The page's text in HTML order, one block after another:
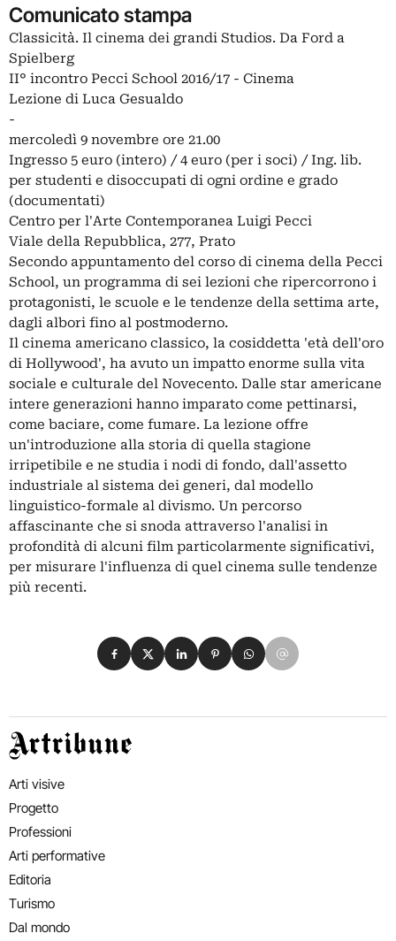
Comunicato stampa
Classicità. Il cinema dei grandi Studios. Da Ford a
Spielberg
II° incontro Pecci School 2016/17 - Cinema
Lezione di Luca Gesualdo
-
mercoledì 9 novembre ore 21.00
Ingresso 5 euro (intero) / 4 euro (per i soci) / Ing. lib.
per studenti e disoccupati di ogni ordine e grado
(documentati)
Centro per l'Arte Contemporanea Luigi Pecci
Viale della Repubblica, 277, Prato
Secondo appuntamento del corso di cinema della Pecci
School, un programma di sei lezioni che ripercorrono i
protagonisti, le scuole e le tendenze della settima arte,
dagli albori fino al postmoderno.
Il cinema americano classico, la cosiddetta 'età dell'oro
di Hollywood', ha avuto un impatto enorme sulla vita
sociale e culturale del Novecento. Dalle star americane
intere generazioni hanno imparato come pettinarsi,
come baciare, come fumare. La lezione offre
un'introduzione alla storia di quella stagione
irripetibile e ne studia i nodi di fondo, dall'assetto
industriale al sistema dei generi, dal modello
linguistico-formale al divismo. Un percorso
affascinante che si snoda attraverso l'analisi in
profondità di alcuni film particolarmente significativi,
per misurare l'influenza di quel cinema sulle tendenze
più recenti.
Condividi su Facebook
Condividi su X
Condividi su LinkedIn
Condividi su Pinterest
Condividi su WhatsApp
Condividi su Email
Artribune
Arti visive
Progetto
Professioni
Arti performative
Editoria
Turismo
Dal mondo